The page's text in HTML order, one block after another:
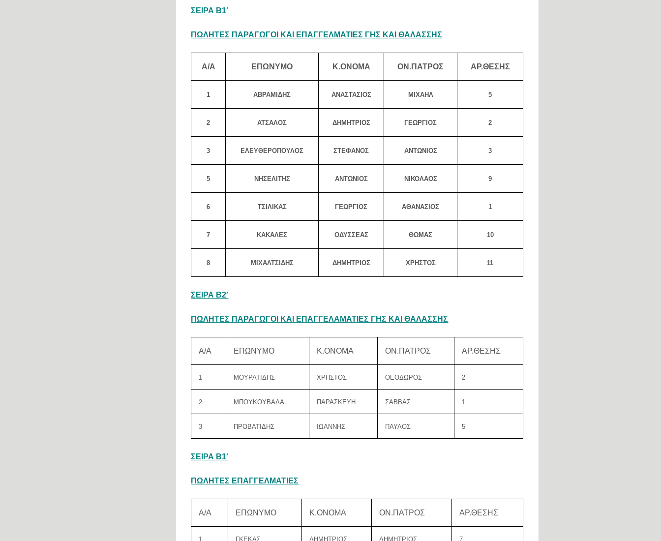
ΣΕΙΡΑ Β1′
ΠΩΛΗΤΕΣ ΠΑΡΑΓΩΓΟΙ ΚΑΙ ΕΠΑΓΓΕΛΜΑΤΙΕΣ ΓΗΣ ΚΑΙ ΘΑΛΑΣΣΗΣ
Α/Α ΕΠΩΝΥΜΟ Κ.ΟΝΟΜΑ ΟΝ.ΠΑΤΡΟΣ ΑΡ.ΘΕΣΗΣ
1 ΑΒΡΑΜΙΔΗΣ ΑΝΑΣΤΑΣΙΟΣ ΜΙΧΑΗΛ 5
2 ΑΤΣΑΛΟΣ ΔΗΜΗΤΡΙΟΣ ΓΕΩΡΓΙΟΣ 2
3 ΕΛΕΥΘΕΡΟΠΟΥΛΟΣ ΣΤΕΦΑΝΟΣ ΑΝΤΩΝΙΟΣ 3
5 ΝΗΣΕΛΙΤΗΣ ΑΝΤΩΝΙΟΣ ΝΙΚΟΛΑΟΣ 9
6 ΤΣΙΛΙΚΑΣ ΓΕΩΡΓΙΟΣ ΑΘΑΝΑΣΙΟΣ 1
7 ΚΑΚΑΛΕΣ ΟΔΥΣΣΕΑΣ ΘΩΜΑΣ 10
8 ΜΙΧΑΛΤΣΙΔΗΣ ΔΗΜΗΤΡΙΟΣ ΧΡΗΣΤΟΣ 11
ΣΕΙΡΑ Β2′
ΠΩΛΗΤΕΣ ΠΑΡΑΓΩΓΟΙ ΚΑΙ ΕΠΑΓΓΕΛΑΜΑΤΙΕΣ ΓΗΣ ΚΑΙ ΘΑΛΑΣΣΗΣ
Α/Α ΕΠΩΝΥΜΟ Κ.ΟΝΟΜΑ ΟΝ.ΠΑΤΡΟΣ ΑΡ.ΘΕΣΗΣ
1 ΜΟΥΡΑΤΙΔΗΣ ΧΡΗΣΤΟΣ ΘΕΟΔΩΡΟΣ 2
2 ΜΠΟΥΚΟΥΒΑΛΑ ΠΑΡΑΣΚΕΥΗ ΣΑΒΒΑΣ 1
3 ΠΡΟΒΑΤΙΔΗΣ ΙΩΑΝΝΗΣ ΠΑΥΛΟΣ 5
ΣΕΙΡΑ Β1′
ΠΩΛΗΤΕΣ ΕΠΑΓΓΕΛΜΑΤΙΕΣ
Α/Α ΕΠΩΝΥΜΟ Κ.ΟΝΟΜΑ ΟΝ.ΠΑΤΡΟΣ ΑΡ.ΘΕΣΗΣ
1 ΓΚΕΚΑΣ ΔΗΜΗΤΡΙΟΣ ΔΗΜΗΤΡΙΟΣ 7